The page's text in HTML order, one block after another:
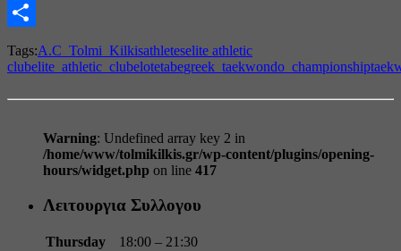
Gmail
Tags:A.C_Tolmi_Kilkisathleteselite athletic
clubelite_athletic_clubelotetabegreek_taekwondo_championship
Warning: Undefined array key 2 in
/home/www/tolmikilkis.gr/wp-content/plugins/opening-
hours/widget.php on line 417
Λειτουργια Συλλογου
Thursday
18:00 – 21:30